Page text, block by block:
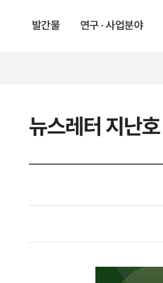
발간물 연구 · 사업분야
뉴스레터 지난호